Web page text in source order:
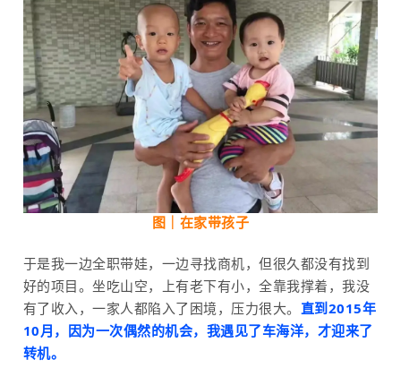
图｜在家带孩子
于是我一边全职带娃，一边寻找商机，但很久都没有找到
好的项目。坐吃山空，上有老下有小，全靠我撑着，我没
有了收入，一家人都陷入了困境，压力很大。 直到2015年
10月，因为一次偶然的机会，我遇见了车海洋，才迎来了
转机。